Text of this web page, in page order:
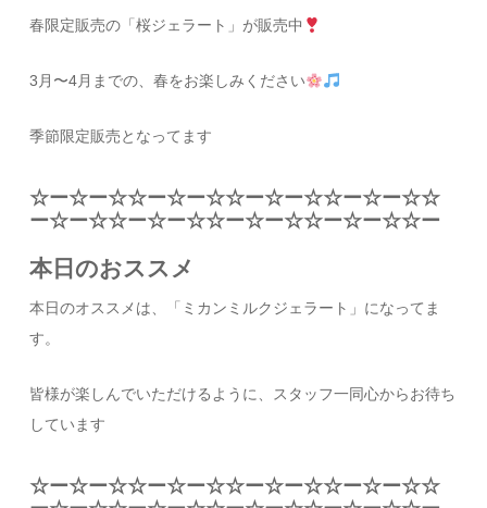
春限定販売の「桜ジェラート」が販売中
3月〜4月までの、春をお楽しみください
季節限定販売となってます
☆ー☆ー☆☆ー☆ー☆☆ー☆ー☆☆ー☆ー☆☆
ー☆ー☆☆ー☆ー☆☆ー☆ー☆☆ー☆ー☆☆ー
本日のおススメ
本日のオススメは、「ミカンミルクジェラート」になってま
す。
皆様が楽しんでいただけるように、スタッフ一同心からお待ち
しています
☆ー☆ー☆☆ー☆ー☆☆ー☆ー☆☆ー☆ー☆☆